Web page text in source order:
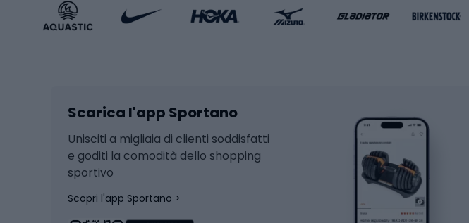
Accessori Sportstyle
Sci di fondo
Hockey
Snowboard
Skitouring
Pattini da ghiaccio
Abbigliamento da basket
Sci da sci alpinismo
Scarica l'app Sportano
Unisciti a migliaia di clienti soddisfatti
e goditi la comodità dello shopping
sportivo
Scopri l'app Sportano >